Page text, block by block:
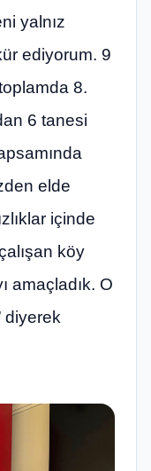
yalnız
ediyorum. 9
8.
6 tanesi
elde
içinde
köy
amaçladık. O
diyerek